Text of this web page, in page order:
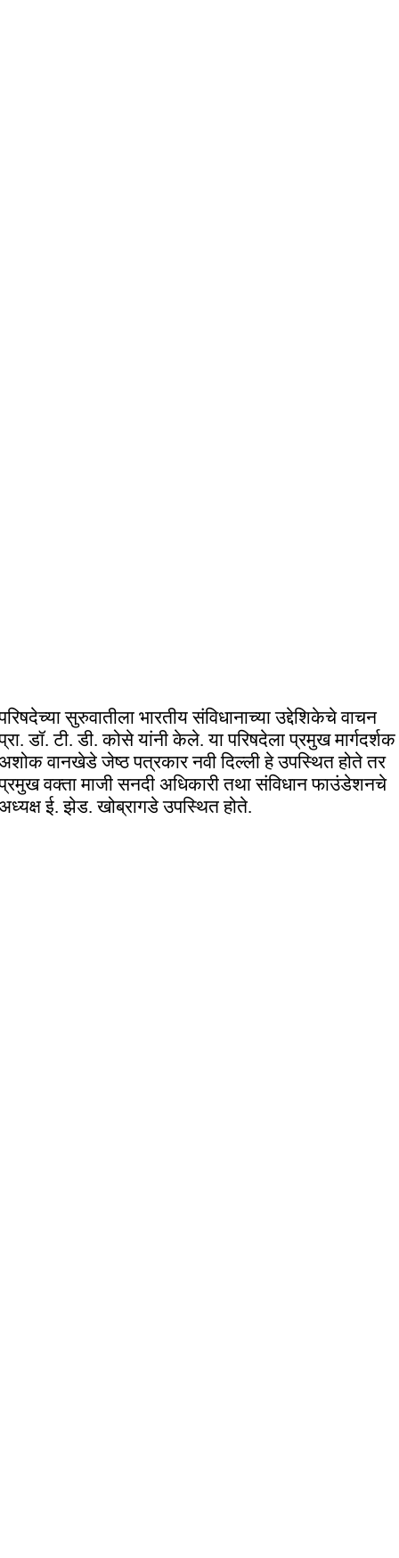
सुरुवातीला भारतीय संविधानाच्या उद्देशिकेचे वाचन
डॉ. टी. डी. कोसे यांनी केले. या परिषदेला प्रमुख मार्गदर्शक
वानखेडे जेष्ठ पत्रकार नवी दिल्ली हे उपस्थित होते तर
वक्ता माजी सनदी अधिकारी तथा संविधान फाउंडेशनचे
ई. झेड. खोब्रागडे उपस्थित होते.